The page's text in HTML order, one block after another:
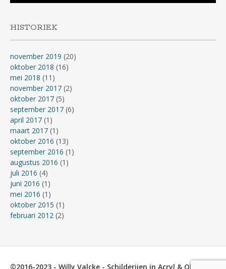
HISTORIEK
november 2019 (20)
oktober 2018 (16)
mei 2018 (11)
november 2017 (2)
oktober 2017 (5)
september 2017 (6)
april 2017 (1)
maart 2017 (1)
oktober 2016 (13)
september 2016 (1)
augustus 2016 (1)
juli 2016 (4)
juni 2016 (1)
mei 2016 (1)
oktober 2015 (1)
februari 2012 (2)
©2016-2023 - Willy Valcke - Schilderijen in Acryl & Olieverf